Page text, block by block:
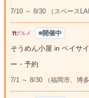
7/10 ～ 8/30 （スペース
グルメ 開催中
そうめん小屋 in ベイサ
ー・予約
7/1 ～ 8/30 （福岡市、博